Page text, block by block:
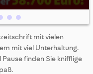
mit vielen
mit viel Unterhaltung.
finden Sie knifflige